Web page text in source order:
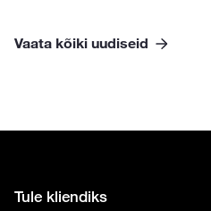
Vaata kõiki uudiseid
Tule kliendiks